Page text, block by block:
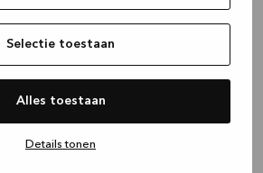
Selectie toestaan
Alles toestaan
Details tonen
information).